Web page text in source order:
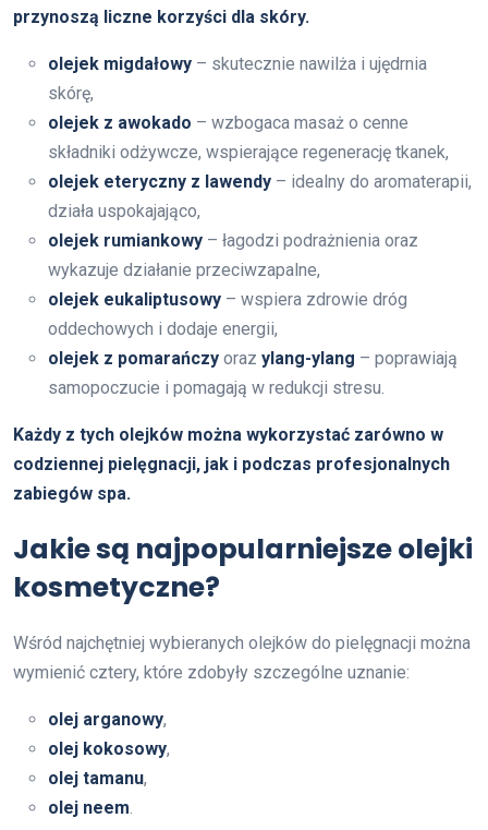
przynoszą liczne korzyści dla skóry.
olejek migdałowy – skutecznie nawilża i ujędrnia
skórę,
olejek z awokado – wzbogaca masaż o cenne
składniki odżywcze, wspierające regenerację tkanek,
olejek eteryczny z lawendy – idealny do aromaterapii,
działa uspokajająco,
olejek rumiankowy – łagodzi podrażnienia oraz
wykazuje działanie przeciwzapalne,
olejek eukaliptusowy – wspiera zdrowie dróg
oddechowych i dodaje energii,
olejek z pomarańczy oraz ylang-ylang – poprawiają
samopoczucie i pomagają w redukcji stresu.
Każdy z tych olejków można wykorzystać zarówno w
codziennej pielęgnacji, jak i podczas profesjonalnych
zabiegów spa.
Jakie są najpopularniejsze olejki
kosmetyczne?
Wśród najchętniej wybieranych olejków do pielęgnacji można
wymienić cztery, które zdobyły szczególne uznanie:
olej arganowy,
olej kokosowy,
olej tamanu,
olej neem.